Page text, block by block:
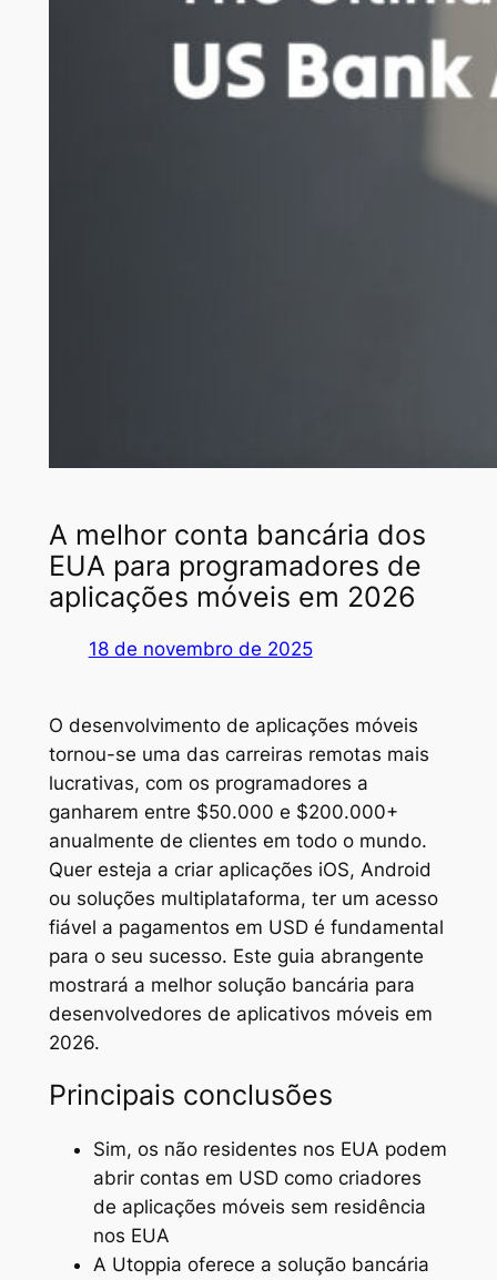
A melhor conta bancária dos
EUA para programadores de
aplicações móveis em 2026
18 de novembro de 2025
O desenvolvimento de aplicações móveis
tornou-se uma das carreiras remotas mais
lucrativas, com os programadores a
ganharem entre $50.000 e $200.000+
anualmente de clientes em todo o mundo.
Quer esteja a criar aplicações iOS, Android
ou soluções multiplataforma, ter um acesso
fiável a pagamentos em USD é fundamental
para o seu sucesso. Este guia abrangente
mostrará a melhor solução bancária para
desenvolvedores de aplicativos móveis em
2026.
Principais conclusões
Sim, os não residentes nos EUA podem
abrir contas em USD como criadores
de aplicações móveis sem residência
nos EUA
A Utoppia oferece a solução bancária